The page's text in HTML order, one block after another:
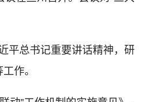
总书记重要讲话精神，研
作。